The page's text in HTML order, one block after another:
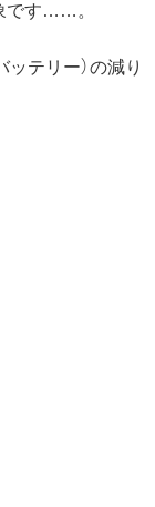
です……。
テリー）の減り